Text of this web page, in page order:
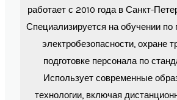
работает с 2010 года в Санкт-
Специализируется на обучении
электробезопасности, охране
подготовке персонала по
Использует современные
технологии, включая